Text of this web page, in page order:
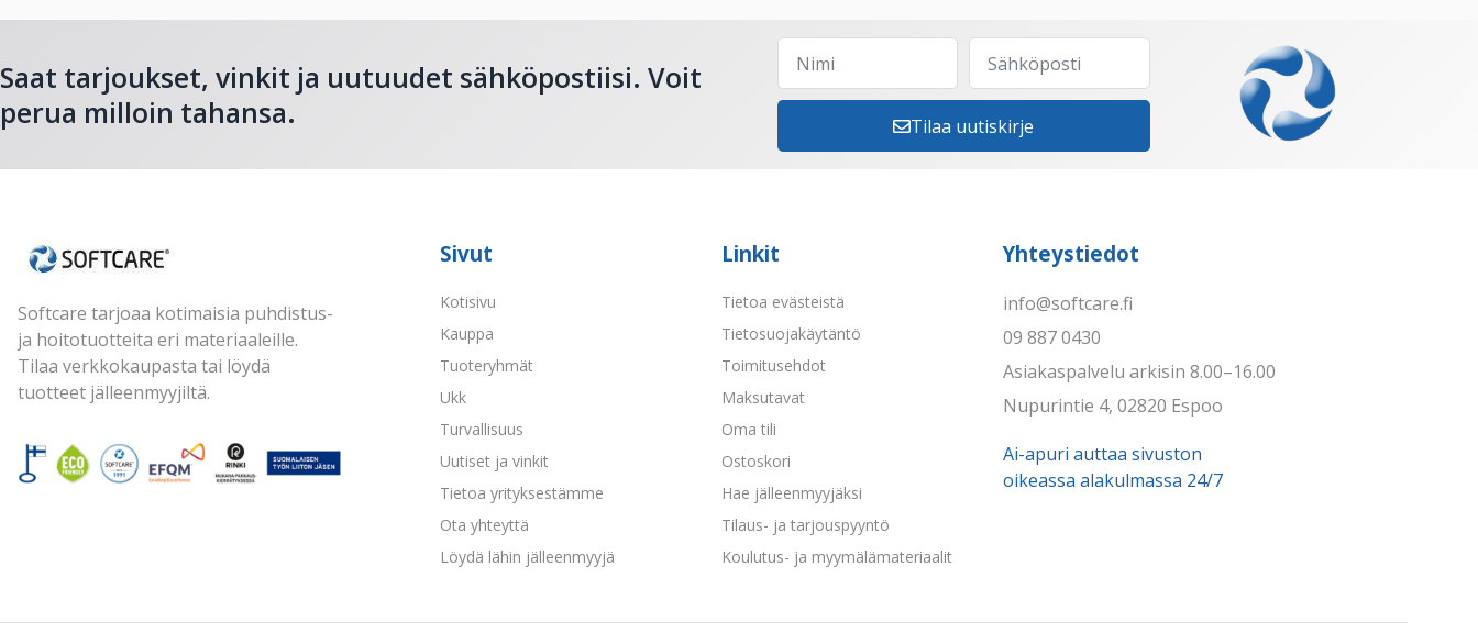
Saat tarjoukset, vinkit ja uutuudet sähköpostiisi. Voit
perua milloin tahansa.
Tilaa uutiskirje
Softcare tarjoaa kotimaisia puhdistus-
ja hoitotuotteita eri materiaaleille.
Tilaa verkkokaupasta tai löydä
tuotteet jälleenmyyjiltä.
Sivut
Kotisivu
Kauppa
Tuoteryhmät
Ukk
Turvallisuus
Uutiset ja vinkit
Tietoa yrityksestämme
Ota yhteyttä
Löydä lähin jälleenmyyjä
Linkit
Tietoa evästeistä
Tietosuojakäytäntö
Toimitusehdot
Maksutavat
Oma tili
Ostoskori
Hae jälleenmyyjäksi
Tilaus- ja tarjouspyyntö
Koulutus- ja myymälämateriaalit
Yhteystiedot
info@softcare.fi
09 887 0430
Asiakaspalvelu arkisin 8.00–16.00
Nupurintie 4, 02820 Espoo
Ai-apuri auttaa sivuston
oikeassa alakulmassa 24/7